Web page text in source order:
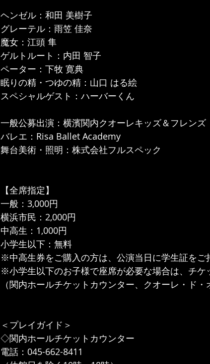
ヘンゼル：和田 美樹子
グレーテル：雨笠 佳奈
魔女：江頭 隼
ゲルトルート：内田 智子
ペーター：下牧 寛典
眠りの精・つゆの精：山口 はる絵
スペシャルゲスト：ハーバーくん
一般公募出演：横濱関内クオーレキッズ＆フレンズ
バレエ：Risa Ballet Academy
舞台美術・照明：株式会社フルスペック
【全席指定】
一般：3,000円
横浜市民：2,000円
中高生：1,000円
小学生以下：無料
※中高生券をご購入の方は、公演当日に学生証をご
※小学生以下のお子様で座席が必要な場合は、チ
（関内ホールチケットカウンター、クオーレ・ド・
＜プレイガイド＞
◇関内ホールチケットカウンター
電話：045-662-8411